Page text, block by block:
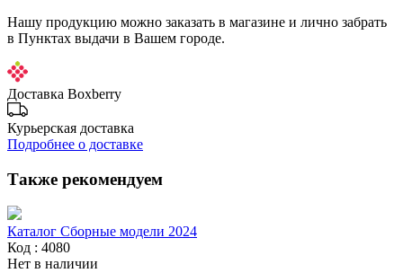
Нашу продукцию можно заказать в магазине и лично забрать
в Пунктах выдачи в Вашем городе.
Доставка Boxberry
Курьерская доставка
Подробнее о доставке
Также рекомендуем
Каталог Сборные модели 2024
Код : 4080
Нет в наличии